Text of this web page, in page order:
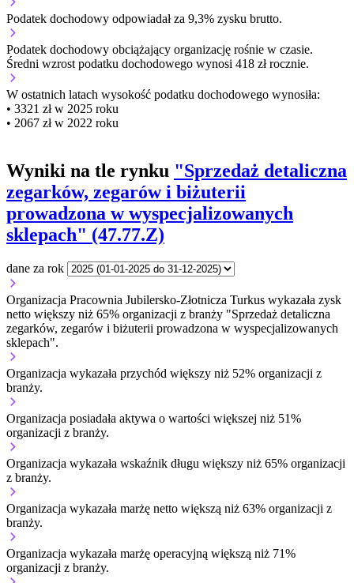
Podatek dochodowy odpowiadał za 9,3% zysku brutto.
Podatek dochodowy obciążający organizację rośnie w czasie.
Średni wzrost podatku dochodowego wynosi 418 zł rocznie.
W ostatnich latach wysokość podatku dochodowego wynosiła:
• 3321 zł w 2025 roku
• 2067 zł w 2022 roku
Wyniki na tle rynku "Sprzedaż detaliczna
zegarków, zegarów i biżuterii
prowadzona w wyspecjalizowanych
sklepach" (47.77.Z)
dane za rok
Organizacja Pracownia Jubilersko-Złotnicza Turkus wykazała zysk
netto większy niż 65% organizacji z branży "Sprzedaż detaliczna
zegarków, zegarów i biżuterii prowadzona w wyspecjalizowanych
sklepach".
Organizacja wykazała przychód większy niż 52% organizacji z
branży.
Organizacja posiadała aktywa o wartości większej niż 51%
organizacji z branży.
Organizacja wykazała wskaźnik długu większy niż 65% organizacji
z branży.
Organizacja wykazała marżę netto większą niż 63% organizacji z
branży.
Organizacja wykazała marżę operacyjną większą niż 71%
organizacji z branży.